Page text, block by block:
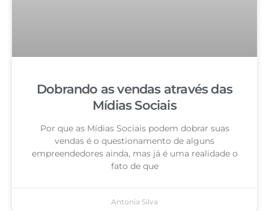
Dobrando as vendas através das
Mídias Sociais
Por que as Mídias Sociais podem dobrar suas
vendas é o questionamento de alguns
empreendedores ainda, mas já é uma realidade o
fato de que
Antonia Silva